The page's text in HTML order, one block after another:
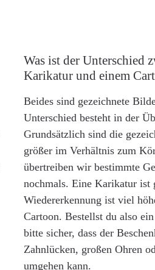
Was ist der Unterschied
Karikatur und einem
Beides sind gezeichnete
Unterschied besteht in der
Grundsätzlich sind die
größer im Verhältnis zum
übertreiben wir bestimmte
nochmals. Eine Karikatur ist
Wiedererkennung ist viel
Cartoon. Bestellst du also
bitte sicher, dass der
Zahnlücken, großen Ohren
umgehen kann.